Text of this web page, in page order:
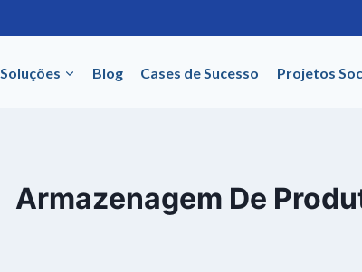
Soluções Blog Cases de Sucesso Projetos
Armazenagem De